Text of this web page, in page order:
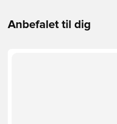
Anbefalet til dig